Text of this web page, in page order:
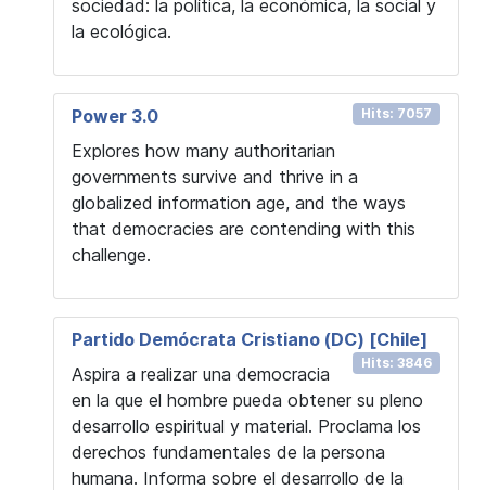
sociedad: la política, la económica, la social y
la ecológica.
Power 3.0 Hits: 7057
Explores how many authoritarian
governments survive and thrive in a
globalized information age, and the ways
that democracies are contending with this
challenge.
Partido Demócrata Cristiano (DC) [Chile]
Hits: 3846
Aspira a realizar una democracia
en la que el hombre pueda obtener su pleno
desarrollo espiritual y material. Proclama los
derechos fundamentales de la persona
humana. Informa sobre el desarrollo de la